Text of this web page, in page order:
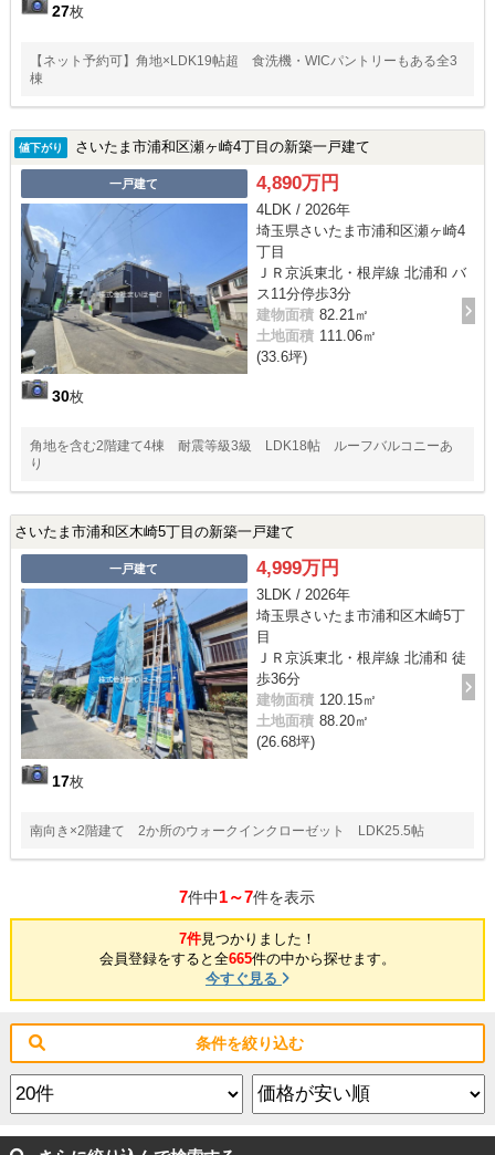
27枚
【ネット予約可】角地×LDK19帖超 食洗機・WICパントリーもある全3
棟
値下がり さいたま市浦和区瀬ヶ崎4丁目の新築一戸建て
一戸建て
30枚
4,890万円
4LDK / 2026年
埼玉県さいたま市浦和区瀬ヶ崎4
丁目
ＪＲ京浜東北・根岸線 北浦和 バ
ス11分停歩3分
建物面積 82.21㎡
土地面積 111.06㎡
(33.6坪)
角地を含む2階建て4棟 耐震等級3級 LDK18帖 ルーフバルコニーあ
り
さいたま市浦和区木崎5丁目の新築一戸建て
一戸建て
17枚
4,999万円
3LDK / 2026年
埼玉県さいたま市浦和区木崎5丁
目
ＪＲ京浜東北・根岸線 北浦和 徒
歩36分
建物面積 120.15㎡
土地面積 88.20㎡
(26.68坪)
南向き×2階建て 2か所のウォークインクローゼット LDK25.5帖
7件中1～7件を表示
7件見つかりました！
会員登録をすると全665件の中から探せます。
今すぐ見る
条件を絞り込む